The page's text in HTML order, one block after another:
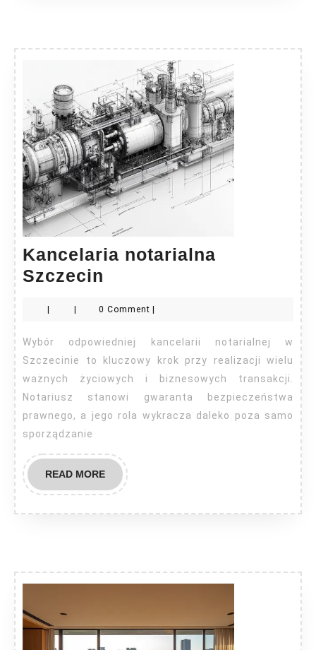
Kancelaria notarialna
Szczecin
Szczecin
0 Comment
Wybór odpowiedniej kancelarii notarialnej w
Szczecinie to kluczowy krok przy realizacji wielu
ważnych życiowych i biznesowych transakcji.
Notariusz stanowi gwaranta bezpieczeństwa
prawnego, a jego rola wykracza daleko poza samo
sporządzanie
READ MOREREAD
MORE